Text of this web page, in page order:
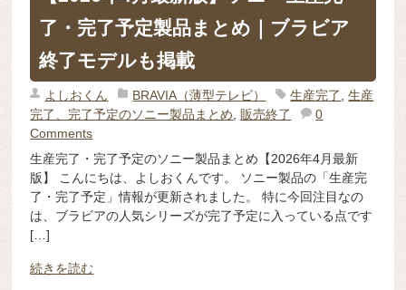
了・完了予定製品まとめ｜ブラビア
終了モデルも掲載
よしおくん BRAVIA（薄型テレビ） 生産完了 ,生産
完了、完了予定のソニー製品まとめ
販売終了
0
Comments
生産完了・完了予定のソニー製品まとめ【2026年4月最新
版】 こんにちは、よしおくんです。 ソニー製品の「生産完
了・完了予定」情報が更新されました。 特に今回注目なの
は、ブラビアの人気シリーズが完了予定に入っている点です
[…]
続きを読む